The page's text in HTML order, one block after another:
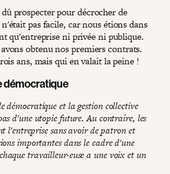
prospecter pour décrocher de
pas facile, car nous étions dans
qu'entreprise ni privée ni publique.
obtenu nos premiers contrats.
ans, mais qui en valait la peine !
démocratique
démocratique et la gestion collective
d'une utopie future. Au contraire, les
l'entreprise sans avoir de patron et
importantes dans le cadre d'une
travailleur·euse a une voix et un